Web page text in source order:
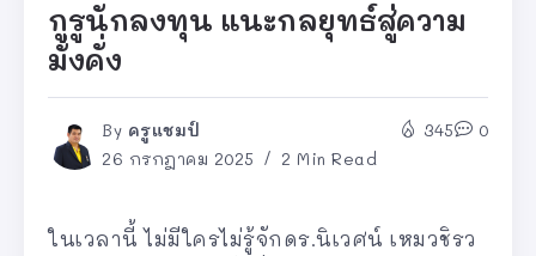
กูรูนักลงทุน แนะกลยุทธ์สู่ความ
มั่งคั่ง
By ครูแชมป์
26 กรกฎาคม 2025
2 Min Read
345 0
ในเวลานี้ ไม่มีใครไม่รู้จักดร.นิเวศน์ เหมวชิรว